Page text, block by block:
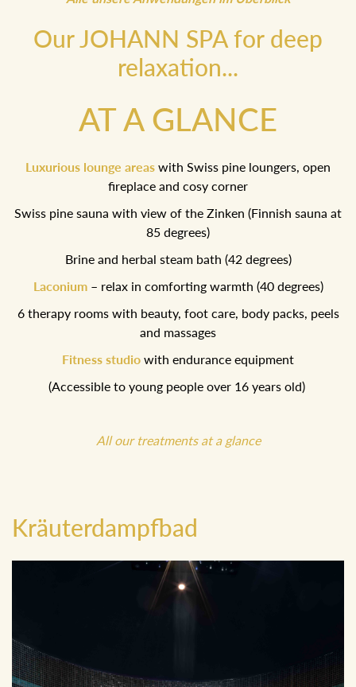
Our JOHANN SPA for deep
relaxation...
AT A GLANCE
Luxurious lounge areaswith Swiss pine loungers, open
fireplace and cosy corner
Swiss pine sauna with view of the Zinken (Finnish sauna
at 85 degrees)
Brine and herbal steam bath (42 degrees)
Laconium – relax in comforting warmth (40 degrees)
6 therapy rooms with beauty, foot care, body packs, peels
and massages
Fitness studiowith endurance equipment
(Accessible to young people over 16 years old)
All our treatments at a glance
Kräuterdampfbad